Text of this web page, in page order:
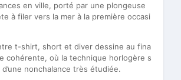
en ville, porté par une plongeuse
à filer vers la mer à la première occasi
t-shirt, short et diver dessine au fina
cohérente, où la technique horlogère s
nonchalance très étudiée.